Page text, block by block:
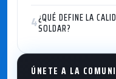
4¿QUÉ DEFINE LA
SOLDAR?
ÚNETE A LA